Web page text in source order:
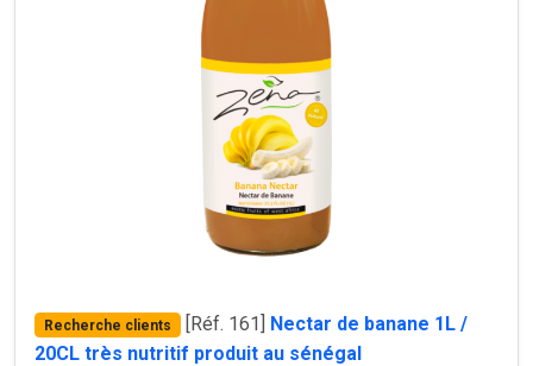
Recherche clients [Réf. 161] Nectar de banane 1L /
20CL très nutritif produit au sénégal